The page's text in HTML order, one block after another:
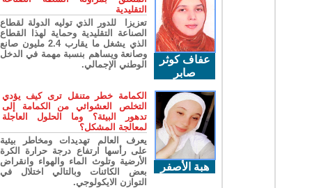
عفاف كوثر
صابر
التقليدية
تعزيزا للدور الذي توليه الدولة لقطاع
الصناعة التقليدية وحماية لهذا القطاع
الذي يشغل ما يقارب 2.4 مليون صانع
وصانعة ويساهم بنسبة مهمة في الدخل
الوطني الإجمالي.
هبة الأصفر
الكمامة خطر متنقل ترى كيف يؤدي
التخلص العشوائي من الكمامة إلى
تدهور البيئة؟ وما الحلول العاجلة
لمعالجة المشكل؟
يعرف العالم تهديدات ومخاطر بيئية
على رأسها ارتفاع درجة حرارة الكرة
الأرضية وتلوث الماء والهواء وانقراض
بعض الكائنات وبالتالي اختلال في
التوازن الايكولوجي.